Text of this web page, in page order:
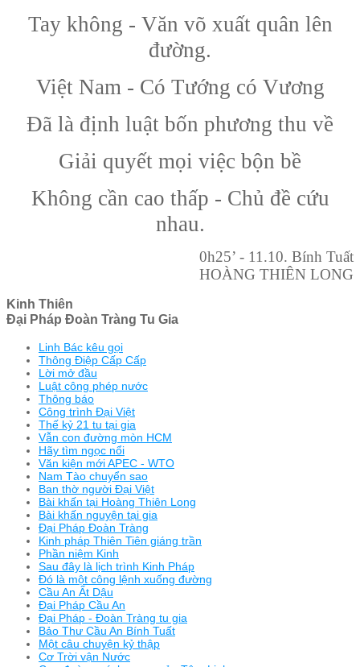
Tay không - Văn võ xuất quân lên
đường.
Việt Nam - Có Tướng có Vương
Đã là định luật bốn phương thu về
Giải quyết mọi việc bộn bề
Không cần cao thấp - Chủ đề cứu
nhau.
0h25’ - 11.10. Bính Tuất
HOÀNG THIÊN LONG
Kinh Thiên
Đại Pháp Đoàn Tràng Tu Gia
Linh Bác kêu gọi
Thông Điệp Cấp Cấp
Lời mở đầu
Luật công phép nước
Thông báo
Công trình Đại Việt
Thế kỷ 21 tu tại gia
Vẫn con đường mòn HCM
Hãy tìm ngọc nổi
Văn kiện mới APEC - WTO
Nam Tào chuyển sao
Ban thờ người Đại Việt
Bài khấn tại Hoàng Thiên Long
Bài khấn nguyện tại gia
Đại Pháp Đoàn Tràng
Kinh pháp Thiên Tiên giáng trần
Phần niệm Kinh
Sau đây là lịch trình Kinh Pháp
Đó là một công lệnh xuống đường
Cầu An Ất Dậu
Đại Pháp Cầu An
Đại Pháp - Đoàn Tràng tu gia
Bảo Thư Cầu An Bính Tuất
Một câu chuyện kỷ thập
Cơ Trời vận Nước